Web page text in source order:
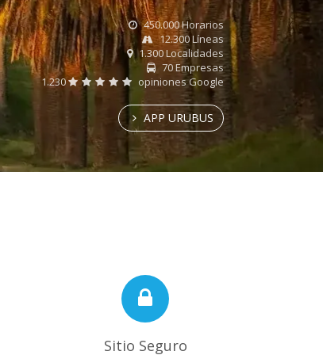
450.000 Horarios
12.300 Líneas
1.300 Localidades
70 Empresas
1.230
opiniones Google
APP URUBUS
Sitio Seguro